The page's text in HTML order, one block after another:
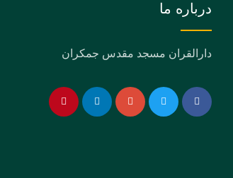
درباره ما
دارالقران مسجد مقدس جمکران